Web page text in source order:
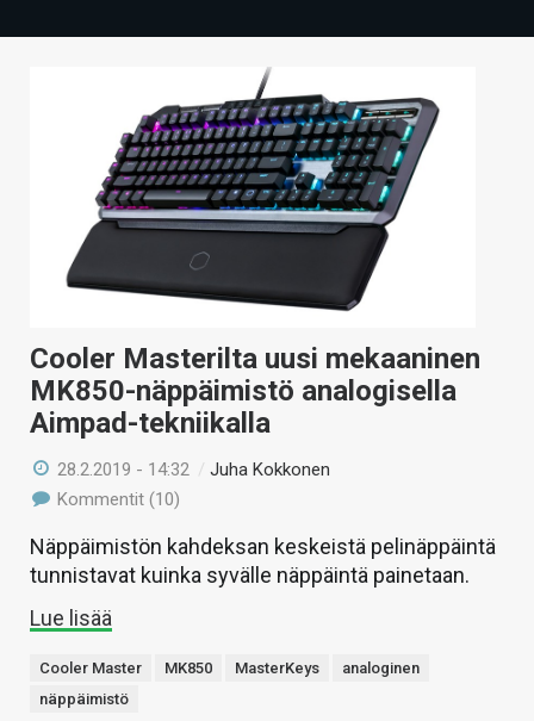
TECHBBS
VAIHDA TEEMA
HAKU
Cooler Masterilta uusi mekaaninen
MK850-näppäimistö analogisella
Aimpad-tekniikalla
28.2.2019 - 14:32 /Juha Kokkonen
Kommentit (10)
Näppäimistön kahdeksan keskeistä pelinäppäintä
tunnistavat kuinka syvälle näppäintä painetaan.
Lue lisää
Cooler Master MK850 MasterKeys
analoginen
näppäimistö